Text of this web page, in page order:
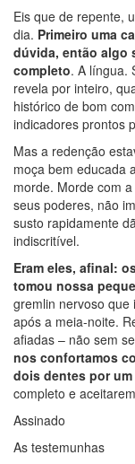
Eis que de repente,
dia. Primeiro uma
dúvida, então algo
completo. A língua.
revela por inteiro,
histórico de bom
indicadores prontos
Mas a redenção
moça bem educada
morde. Morde com
seus poderes, não
susto rapidamente
indiscritível.
Eram eles, afinal:
tomou nossa
gremlin nervoso que
após a meia-noite.
afiadas – não sem
nos confortamos
dois dentes por um
completo e
Assinado
As testemunhas